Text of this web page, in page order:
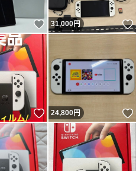
いいね！
31,000円
いいね！
24,800円